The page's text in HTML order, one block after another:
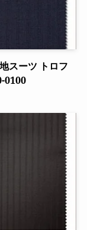
スーツ トロフ
0100